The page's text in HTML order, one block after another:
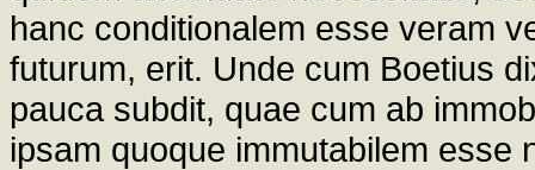
hanc conditionalem esse veram
futurum, erit. Unde cum Boetius
pauca subdit, quae cum ab
ipsam quoque immutabilem esse